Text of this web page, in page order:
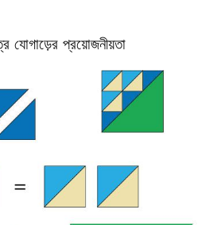
যোগাড়ের প্রয়োজনীয়তা